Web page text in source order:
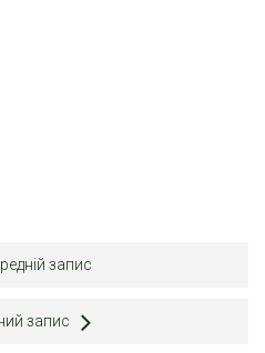
запис
запис